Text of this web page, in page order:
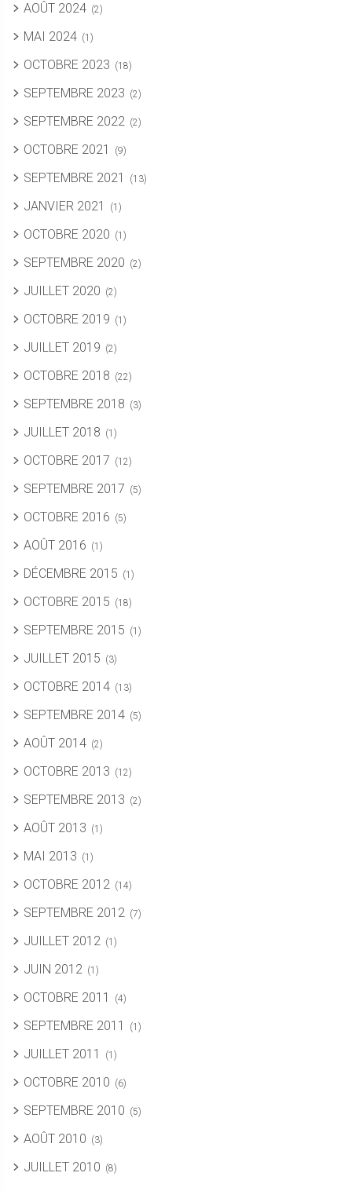
AOÛT 2024 (2)
MAI 2024 (1)
OCTOBRE 2023 (18)
SEPTEMBRE 2023 (2)
SEPTEMBRE 2022 (2)
OCTOBRE 2021 (9)
SEPTEMBRE 2021 (13)
JANVIER 2021 (1)
OCTOBRE 2020 (1)
SEPTEMBRE 2020 (2)
JUILLET 2020 (2)
OCTOBRE 2019 (1)
JUILLET 2019 (2)
OCTOBRE 2018 (22)
SEPTEMBRE 2018 (3)
JUILLET 2018 (1)
OCTOBRE 2017 (12)
SEPTEMBRE 2017 (5)
OCTOBRE 2016 (5)
AOÛT 2016 (1)
DÉCEMBRE 2015 (1)
OCTOBRE 2015 (18)
SEPTEMBRE 2015 (1)
JUILLET 2015 (3)
OCTOBRE 2014 (13)
SEPTEMBRE 2014 (5)
AOÛT 2014 (2)
OCTOBRE 2013 (12)
SEPTEMBRE 2013 (2)
AOÛT 2013 (1)
MAI 2013 (1)
OCTOBRE 2012 (14)
SEPTEMBRE 2012 (7)
JUILLET 2012 (1)
JUIN 2012 (1)
OCTOBRE 2011 (4)
SEPTEMBRE 2011 (1)
JUILLET 2011 (1)
OCTOBRE 2010 (6)
SEPTEMBRE 2010 (5)
AOÛT 2010 (3)
JUILLET 2010 (8)